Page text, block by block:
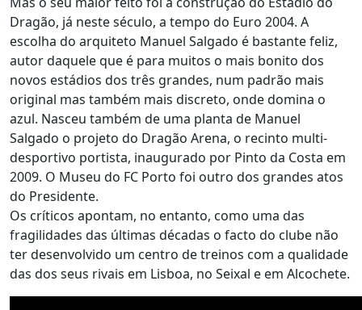
Dragão, já neste século, a tempo do Euro 2004. A
escolha do arquiteto Manuel Salgado é bastante feliz,
autor daquele que é para muitos o mais bonito dos
novos estádios dos três grandes, num padrão mais
original mas também mais discreto, onde domina o
azul. Nasceu também de uma planta de Manuel
Salgado o projeto do Dragão Arena, o recinto multi-
desportivo portista, inaugurado por Pinto da Costa em
2009. O Museu do FC Porto foi outro dos grandes atos
do Presidente.
Os críticos apontam, no entanto, como uma das
fragilidades das últimas décadas o facto do clube não
ter desenvolvido um centro de treinos com a qualidade
das dos seus rivais em Lisboa, no Seixal e em Alcochete.